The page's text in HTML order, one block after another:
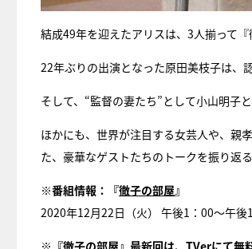
結成49年を迎えたアリスは、3人揃って『
22年ぶりの出演となった原田美枝子は、
そして、“監督の妻たち”として小山明子
ほかにも、世界が注目する女芸人や、親
た、豪華なゲストたちのトークを振り返る
※番組情報：『徹子の部屋』
2020年12月22日（火） 午後1：00～午後
※『徹子の部屋』最新回は、 TVerにて無